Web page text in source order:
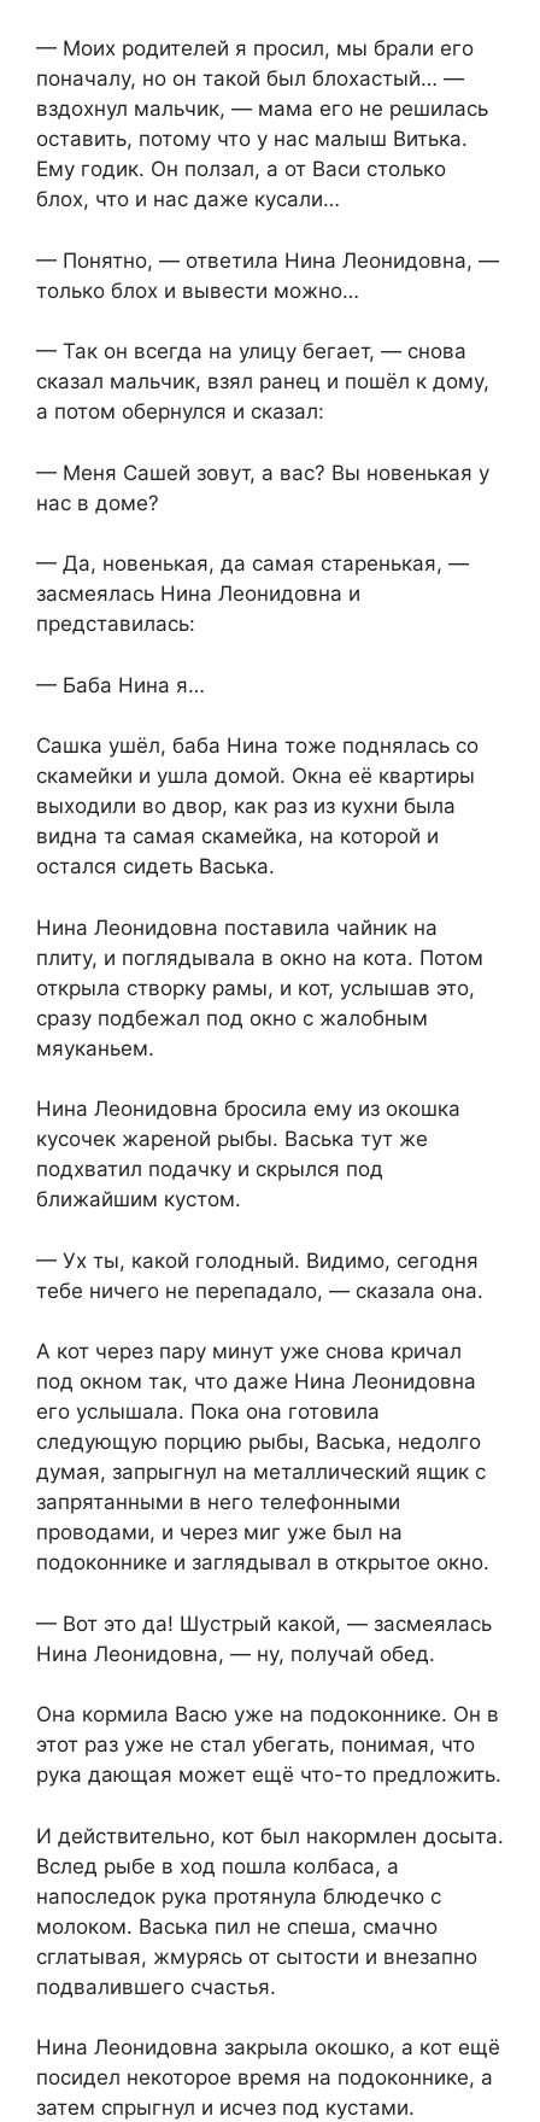
— Моих родителей я просил, мы брали его
поначалу, но он такой был блохастый… —
вздохнул мальчик, — мама его не решилась
оставить, потому что у нас малыш Витька.
Ему годик. Он ползал, а от Васи столько
блох, что и нас даже кусали…
— Понятно, — ответила Нина Леонидовна, —
только блох и вывести можно…
— Так он всегда на улицу бегает, — снова
сказал мальчик, взял ранец и пошёл к дому,
а потом обернулся и сказал:
— Меня Сашей зовут, а вас? Вы новенькая у
нас в доме?
— Да, новенькая, да самая старенькая, —
засмеялась Нина Леонидовна и
представилась:
— Баба Нина я…
Сашка ушёл, баба Нина тоже поднялась со
скамейки и ушла домой. Окна её квартиры
выходили во двор, как раз из кухни была
видна та самая скамейка, на которой и
остался сидеть Васька.
Нина Леонидовна поставила чайник на
плиту, и поглядывала в окно на кота. Потом
открыла створку рамы, и кот, услышав это,
сразу подбежал под окно с жалобным
мяуканьем.
Нина Леонидовна бросила ему из окошка
кусочек жареной рыбы. Васька тут же
подхватил подачку и скрылся под
ближайшим кустом.
— Ух ты, какой голодный. Видимо, сегодня
тебе ничего не перепадало, — сказала она.
А кот через пару минут уже снова кричал
под окном так, что даже Нина Леонидовна
его услышала. Пока она готовила
следующую порцию рыбы, Васька, недолго
думая, запрыгнул на металлический ящик с
запрятанными в него телефонными
проводами, и через миг уже был на
подоконнике и заглядывал в открытое окно.
— Вот это да! Шустрый какой, — засмеялась
Нина Леонидовна, — ну, получай обед.
Она кормила Васю уже на подоконнике. Он в
этот раз уже не стал убегать, понимая, что
рука дающая может ещё что-то предложить.
И действительно, кот был накормлен досыта.
Вслед рыбе в ход пошла колбаса, а
напоследок рука протянула блюдечко с
молоком. Васька пил не спеша, смачно
сглатывая, жмурясь от сытости и внезапно
подвалившего счастья.
Нина Леонидовна закрыла окошко, а кот ещё
посидел некоторое время на подоконнике, а
затем спрыгнул и исчез под кустами.